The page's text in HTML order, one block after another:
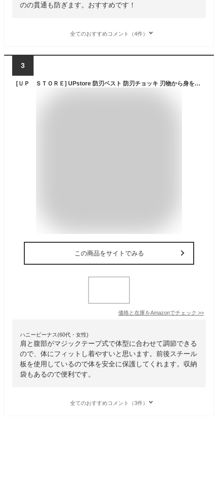
のの貫通も防ぎます。おすすめです！
全てのおすすめコメント（4件）
3
[ＵＰ ＳＴＯＲＥ] UPstore 防刃ベスト 防刃チョッキ 刃物から身を守る 保護ベスト 前後金属 フリーサイズ 収納袋付 切れない 防犯 警備 警護 護身 セキュリティガード サバゲ― ブラック
この商品をサイトでみる
価格と在庫をAmazonでチェック >>
ハニービーナス(60代・女性)
肩と腹部がマジックテープ式で体型に合わせて調節できる
ので、体にフィットし着やすいと思います。前後スチール
板を使用しているので体を安全に保護してくれます。収納
袋もあるので便利です。
全てのおすすめコメント（3件）